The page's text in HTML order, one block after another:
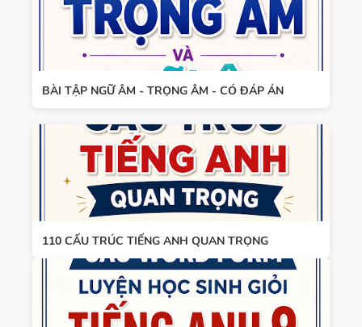
HỢP NĂNG
LỰC SỐ -
CẢ NĂM
TIẾNG ANH
TỪ VỰNG
VÀ NGỮ
PHÁP -
TIẾNG ANH
6 - HỌC KỲ
1 - FILE
ẢNH MINH
HỌA
WORD
FORM -
TIẾNG ANH
11 -
BÀI TẬP NGỮ ÂM - TRỌNG ÂM - CÓ ĐÁP ÁN
110 CẤU TRÚC TIẾNG ANH QUAN TRỌNG